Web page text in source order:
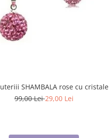
SHAMBALA rose cu cristale
99,00 Lei29,00 Lei